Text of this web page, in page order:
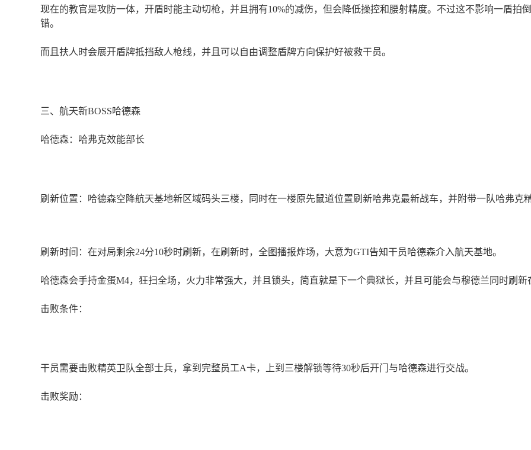
现在的教官是攻防一体，开盾时能主动切枪，并且拥有10%的减伤，但会降低操控和腰射精度。不过这不影响一盾拍
错。
而且扶人时会展开盾牌抵挡敌人枪线，并且可以自由调整盾牌方向保护好被救干员。
三、航天新BOSS哈德森
哈德森：哈弗克效能部长
刷新位置：哈德森空降航天基地新区域码头三楼，同时在一楼原先鼠道位置刷新哈弗克最新战车，并附带一队哈弗克
刷新时间：在对局剩余24分10秒时刷新，在刷新时，全图播报炸场，大意为GTI告知干员哈德森介入航天基地。
哈德森会手持金蛋M4，狂扫全场，火力非常强大，并且锁头，简直就是下一个典狱长，并且可能会与穆德兰同时刷
击败条件：
干员需要击败精英卫队全部士兵，拿到完整员工A卡，上到三楼解锁等待30秒后开门与哈德森进行交战。
击败奖励：